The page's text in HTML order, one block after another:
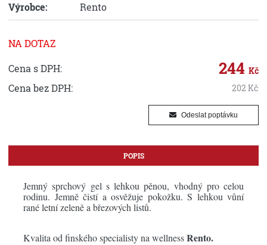
Výrobce:
Rento
NA DOTAZ
Cena s DPH:
244 Kč
Cena bez DPH: 202 Kč
Odeslat poptávku
POPIS
Jemný sprchový gel s lehkou pěnou, vhodný pro celou
rodinu. Jemně čistí a osvěžuje pokožku. S lehkou vůní
rané letní zeleně a březových listů.
Kvalita od finského specialisty na wellnessRento.